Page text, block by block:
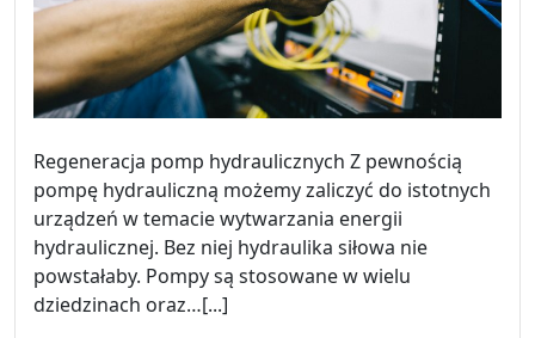
Regeneracja pomp hydraulicznych Z pewnością
pompę hydrauliczną możemy zaliczyć do istotnych
urządzeń w temacie wytwarzania energii
hydraulicznej. Bez niej hydraulika siłowa nie
powstałaby. Pompy są stosowane w wielu
dziedzinach oraz…[...]